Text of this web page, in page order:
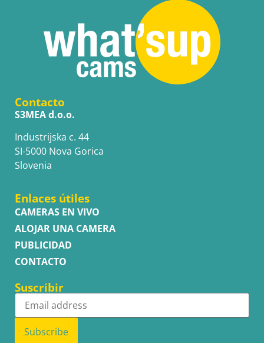
Contacto
S3MEA d.o.o.
Industrijska c. 44
SI-5000 Nova Gorica
Slovenia
Enlaces útiles
CAMERAS EN VIVO
ALOJAR UNA CAMERA
PUBLICIDAD
CONTACTO
Suscribir
Subscribe